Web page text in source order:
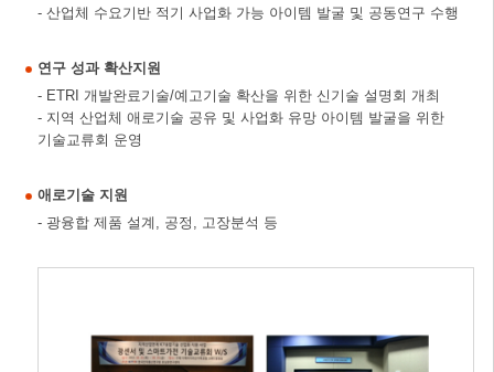
- 산업체 수요기반 적기 사업화 가능 아이템 발굴 및 공동연구 수행
연구 성과 확산지원
- ETRI 개발완료기술/예고기술 확산을 위한 신기술 설명회 개최
- 지역 산업체 애로기술 공유 및 사업화 유망 아이템 발굴을 위한
기술교류회 운영
애로기술 지원
- 광융합 제품 설계, 공정, 고장분석 등